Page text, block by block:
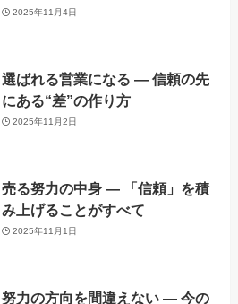
2025年11月4日
選ばれる営業になる ― 信頼の先
にある“差”の作り方
2025年11月2日
売る努力の中身 ― 「信頼」を積
み上げることがすべて
2025年11月1日
努力の方向を間違えない ― 今の